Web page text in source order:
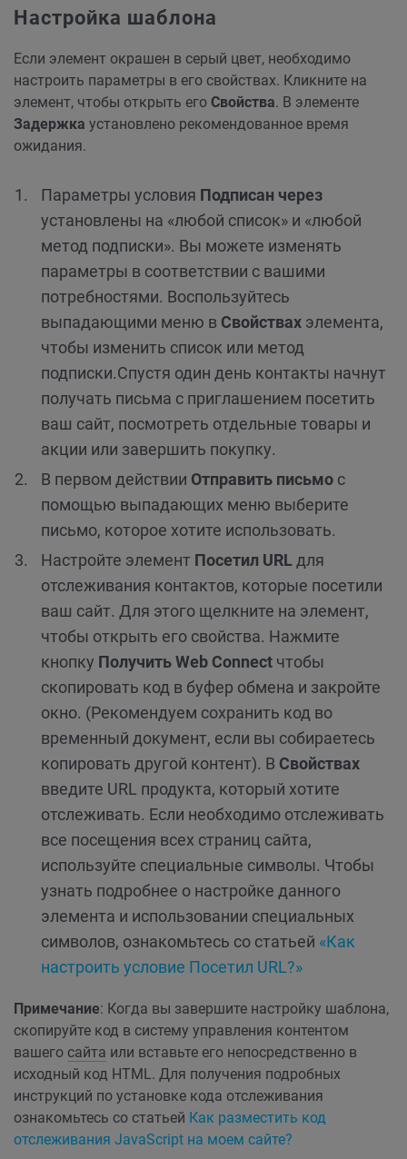
Настройка шаблона
Если элемент окрашен в серый цвет, необходимо
настроить параметры в его свойствах. Кликните на
элемент, чтобы открыть его Свойства. В элементе
Задержка установлено рекомендованное время
ожидания.
Параметры условия Подписан через
установлены на «любой список» и «любой
метод подписки». Вы можете изменять
параметры в соответствии с вашими
потребностями. Воспользуйтесь
выпадающими меню в Свойствах элемента,
чтобы изменить список или метод
подписки.Спустя один день контакты начнут
получать письма с приглашением посетить
ваш сайт, посмотреть отдельные товары и
акции или завершить покупку.
В первом действии Отправить письмо с
помощью выпадающих меню выберите
письмо, которое хотите использовать.
Настройте элемент Посетил URL для
отслеживания контактов, которые посетили
ваш сайт. Для этого щелкните на элемент,
чтобы открыть его свойства. Нажмите
кнопку Получить Web Connect чтобы
скопировать код в буфер обмена и закройте
окно. (Рекомендуем сохранить код во
временный документ, если вы собираетесь
копировать другой контент). В Свойствах
введите URL продукта, который хотите
отслеживать. Если необходимо отслеживать
все посещения всех страниц сайта,
используйте специальные символы. Чтобы
узнать подробнее о настройке данного
элемента и использовании специальных
символов, ознакомьтесь со статьей «Как
настроить условие Посетил URL?»
Примечание: Когда вы завершите настройку шаблона,
скопируйте код в систему управления контентом
вашего сайта или вставьте его непосредственно в
исходный код HTML. Для получения подробных
инструкций по установке кода отслеживания
ознакомьтесь со статьей Как разместить код
отслеживания JavaScript на моем сайте?